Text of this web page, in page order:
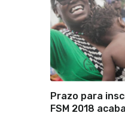
Prazo para
FSM 2018